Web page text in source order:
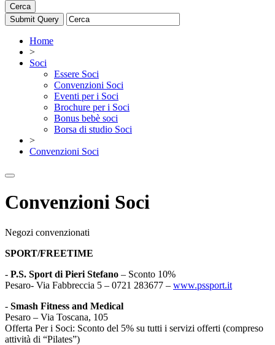
Cerca
Home
>
Soci
Essere Soci
Convenzioni Soci
Eventi per i Soci
Brochure per i Soci
Bonus bebè soci
Borsa di studio Soci
>
Convenzioni Soci
Convenzioni Soci
Negozi convenzionati
SPORT/FREETIME
- P.S. Sport di Pieri Stefano – Sconto 10%
Pesaro- Via Fabbreccia 5 – 0721 283677 – www.pssport.it
- Smash Fitness and Medical
Pesaro – Via Toscana, 105
Offerta Per i Soci: Sconto del 5% su tutti i servizi offerti (compreso
attività di “Pilates”)